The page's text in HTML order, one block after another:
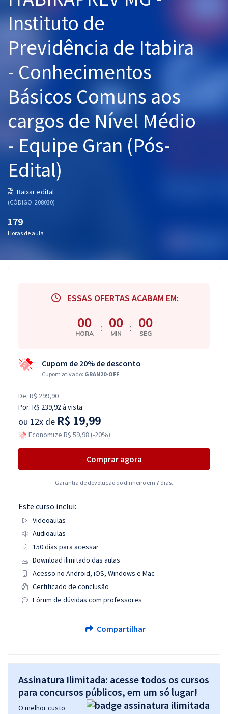
Graduação
Mentorias
Questões grátis
Conteúdo gratuito
Blog
Aprovados
Atendimento
Instituto de
Previdência de Itabira
- Conhecimentos
Básicos Comuns aos
cargos de Nível Médio
- Equipe Gran (Pós-
Edital)
Baixar edital
(CÓDIGO: 208030)
179
Horas de aula
ESSAS OFERTAS ACABAM EM:
00
HORA : 00
MIN : 00
SEG
Cupom de 20% de desconto
Cupom ativado: GRAN20-OFF
De: R$ 299,90
Por: R$ 239,92à vista
ou 12x de R$ 19,99
Economize R$ 59,98 (-20%)
Comprar agora
Garantia de devolução do dinheiro em 7 dias.
Este curso inclui:
Videoaulas
Audioaulas
150 dias para acessar
Download ilimitado das aulas
Acesso no Android, iOS, Windows e Mac
Certificado de conclusão
Fórum de dúvidas com professores
Compartilhar
Assinatura Ilimitada: acesse todos os cursos
para concursos públicos, em um só lugar!
O melhor custo